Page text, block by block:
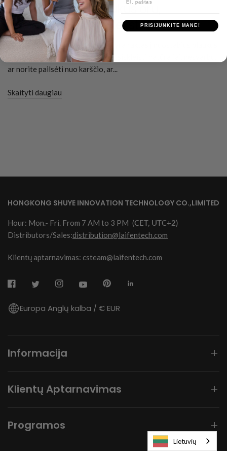
Kaip išdžiovinti plaukus oru,
nesvarbu, kokia jų tekstūra
Puikių plaukų puokštė ne visada yra raktas į nuostabius plaukus.
Kartais malonu leisti plaukams atsiskleisti natūraliai, nesvarbu,
ar norite pailsėti nuo karščio, ar...
Skaityti daugiau
HONGKONG SHUYE INNOVATION TECHNOLOGY CO.,LIMITED
Hour: Mon.- Fri. From 7 AM to 3 PM (CET, UTC+2)
Distributors/Sales:distribution@laifentech.com
Klientų aptarnavimas: csteam@laifentech.com
Europa Anglų kalba / € EUR
Informacija
Klientų Aptarnavimas
Programos
Lietuvių
PRISIJUNKITE MANE!